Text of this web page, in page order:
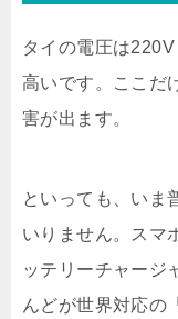
タイの電圧は
高いです。ここだ
害が出ます。
といっても、いま
いりません。スマ
ッテリーチャージ
んどが世界対応の